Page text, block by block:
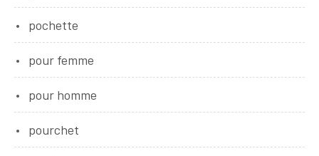
pochette
pour femme
pour homme
pourchet